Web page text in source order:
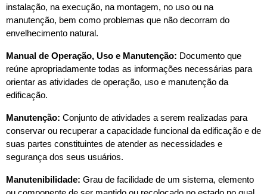
instalação, na execução, na montagem, no uso ou na
manutenção, bem como problemas que não decorram do
envelhecimento natural.
Manual de Operação, Uso e Manutenção: Documento que
reúne apropriadamente todas as informações necessárias para
orientar as atividades de operação, uso e manutenção da
edificação.
Manutenção: Conjunto de atividades a serem realizadas para
conservar ou recuperar a capacidade funcional da edificação e de
suas partes constituintes de atender as necessidades e
segurança dos seus usuários.
Manutenibilidade: Grau de facilidade de um sistema, elemento